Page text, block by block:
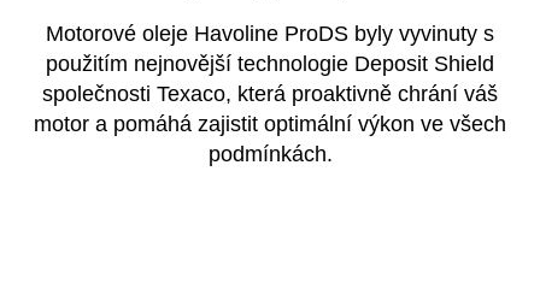
Motorové oleje Havoline ProDS byly vyvinuty s
použitím nejnovější technologie Deposit Shield
společnosti Texaco, která proaktivně chrání váš
motor a pomáhá zajistit optimální výkon ve všech
podmínkách.